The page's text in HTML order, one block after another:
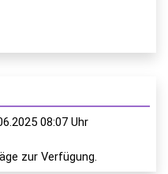
08:07 Uhr
zur Verfügung.